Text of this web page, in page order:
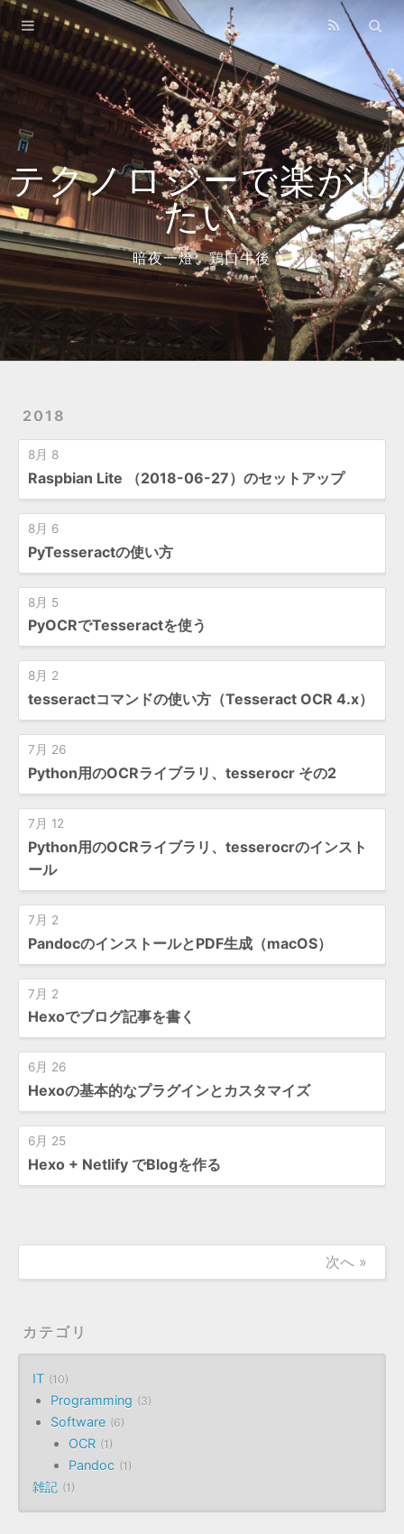
テクノロジーで楽がし
たい
暗夜一燈、鶏口牛後
2018
8月 8
Raspbian Lite （2018-06-27）のセットアップ
8月 6
PyTesseractの使い方
8月 5
PyOCRでTesseractを使う
8月 2
tesseractコマンドの使い方（Tesseract OCR 4.x）
7月 26
Python用のOCRライブラリ、tesserocr その2
7月 12
Python用のOCRライブラリ、tesserocrのインスト
ール
7月 2
PandocのインストールとPDF生成（macOS）
7月 2
Hexoでブログ記事を書く
6月 26
Hexoの基本的なプラグインとカスタマイズ
6月 25
Hexo + Netlify でBlogを作る
次へ »
カテゴリ
IT 10
Programming 3
Software 6
OCR 1
Pandoc 1
雑記 1
Home
Archives
Books